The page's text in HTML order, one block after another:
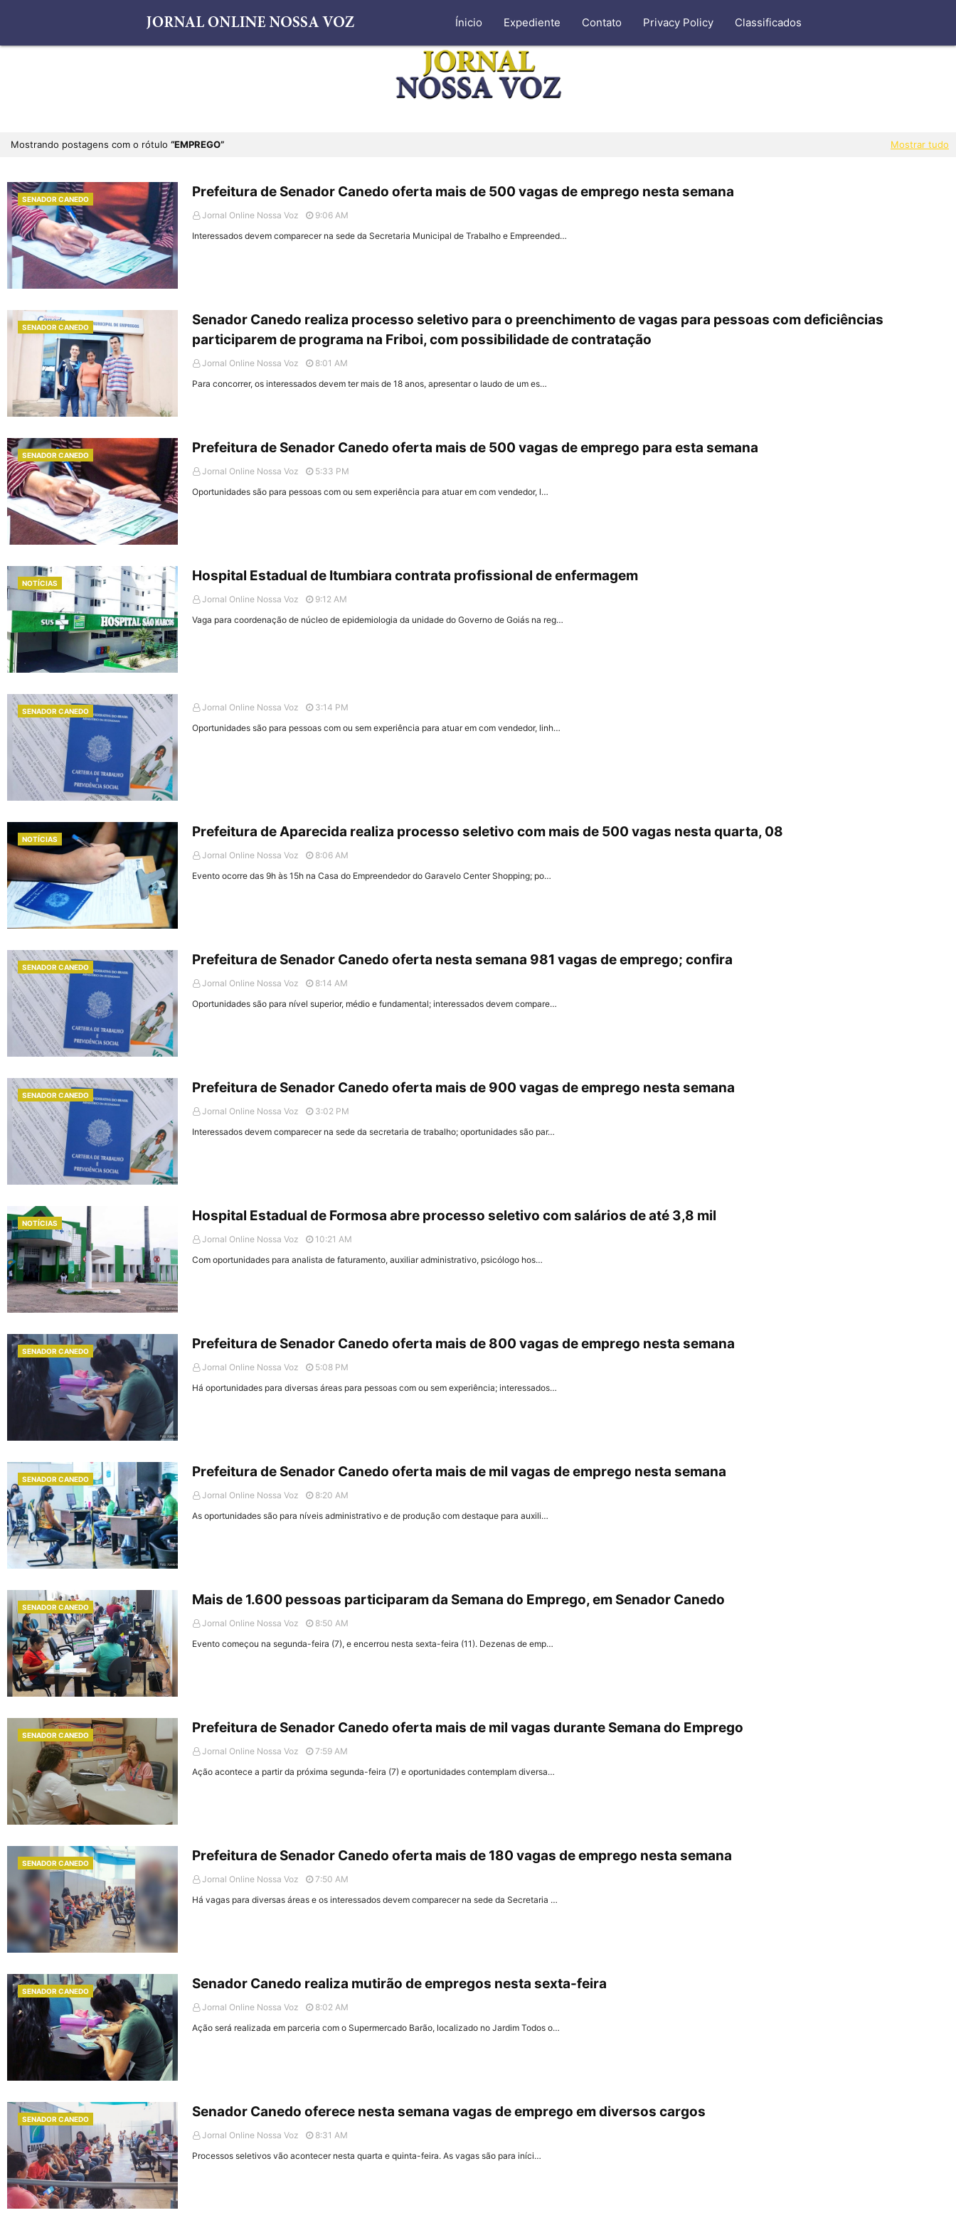
Ínicio Expediente Contato Privacy Policy Classificados
Mostrando postagens com o rótulo EMPREGO Mostrar tudo
SENADOR CANEDO Prefeitura de Senador Canedo oferta mais de 500 vagas de emprego nesta semana
Jornal Online Nossa Voz
9:06 AM
Interessados devem comparecer na sede da Secretaria Municipal de Trabalho e Empreended…
SENADOR CANEDO
Senador Canedo realiza processo seletivo para o preenchimento de vagas para pessoas com deficiências
participarem de programa na Friboi, com possibilidade de contratação
Jornal Online Nossa Voz
8:01 AM
Para concorrer, os interessados devem ter mais de 18 anos, apresentar o laudo de um es…
SENADOR CANEDO Prefeitura de Senador Canedo oferta mais de 500 vagas de emprego para esta semana
Jornal Online Nossa Voz
5:33 PM
Oportunidades são para pessoas com ou sem experiência para atuar em com vendedor, l…
NOTÍCIAS Hospital Estadual de Itumbiara contrata profissional de enfermagem
Jornal Online Nossa Voz
9:12 AM
Vaga para coordenação de núcleo de epidemiologia da unidade do Governo de Goiás na reg…
SENADOR CANEDO Jornal Online Nossa Voz
3:14 PM
Oportunidades são para pessoas com ou sem experiência para atuar em com vendedor, linh…
NOTÍCIAS Prefeitura de Aparecida realiza processo seletivo com mais de 500 vagas nesta quarta, 08
Jornal Online Nossa Voz
8:06 AM
Evento ocorre das 9h às 15h na Casa do Empreendedor do Garavelo Center Shopping; po…
SENADOR CANEDO Prefeitura de Senador Canedo oferta nesta semana 981 vagas de emprego; confira
Jornal Online Nossa Voz
8:14 AM
Oportunidades são para nível superior, médio e fundamental; interessados devem compare…
SENADOR CANEDO Prefeitura de Senador Canedo oferta mais de 900 vagas de emprego nesta semana
Jornal Online Nossa Voz
3:02 PM
Interessados devem comparecer na sede da secretaria de trabalho; oportunidades são par…
NOTÍCIAS Hospital Estadual de Formosa abre processo seletivo com salários de até 3,8 mil
Jornal Online Nossa Voz
10:21 AM
Com oportunidades para analista de faturamento, auxiliar administrativo, psicólogo hos…
SENADOR CANEDO Prefeitura de Senador Canedo oferta mais de 800 vagas de emprego nesta semana
Jornal Online Nossa Voz
5:08 PM
Há oportunidades para diversas áreas para pessoas com ou sem experiência; interessados…
SENADOR CANEDO Prefeitura de Senador Canedo oferta mais de mil vagas de emprego nesta semana
Jornal Online Nossa Voz
8:20 AM
As oportunidades são para níveis administrativo e de produção com destaque para auxili…
SENADOR CANEDO Mais de 1.600 pessoas participaram da Semana do Emprego, em Senador Canedo
Jornal Online Nossa Voz
8:50 AM
Evento começou na segunda-feira (7), e encerrou nesta sexta-feira (11). Dezenas de emp…
SENADOR CANEDO Prefeitura de Senador Canedo oferta mais de mil vagas durante Semana do Emprego
Jornal Online Nossa Voz
7:59 AM
Ação acontece a partir da próxima segunda-feira (7) e oportunidades contemplam diversa…
SENADOR CANEDO Prefeitura de Senador Canedo oferta mais de 180 vagas de emprego nesta semana
Jornal Online Nossa Voz
7:50 AM
Há vagas para diversas áreas e os interessados devem comparecer na sede da Secretaria …
SENADOR CANEDO Senador Canedo realiza mutirão de empregos nesta sexta-feira
Jornal Online Nossa Voz
8:02 AM
Ação será realizada em parceria com o Supermercado Barão, localizado no Jardim Todos o…
SENADOR CANEDO Senador Canedo oferece nesta semana vagas de emprego em diversos cargos
Jornal Online Nossa Voz
8:31 AM
Processos seletivos vão acontecer nesta quarta e quinta-feira. As vagas são para iníci…